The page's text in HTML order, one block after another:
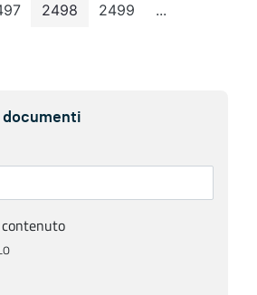
intermedie
Pagina Pagina
2498 Pagina
2499 ...Pagine
documenti